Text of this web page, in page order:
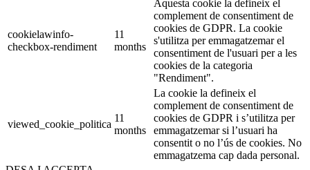
cookielawinfo-
checkbox-rendiment
11
months
Aquesta cookie la defineix el
complement de consentiment de
cookies de GDPR. La cookie
s'utilitza per emmagatzemar el
consentiment de l'usuari per a les
cookies de la categoria
"Rendiment".
viewed_cookie_politica
11
months
La cookie la defineix el
complement de consentiment de
cookies de GDPR i s’utilitza per
emmagatzemar si l’usuari ha
consentit o no l’ús de cookies. No
emmagatzema cap dada personal.